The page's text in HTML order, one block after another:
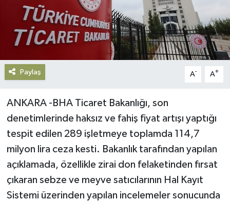
Paylaş A- A+
ANKARA -BHA Ticaret Bakanlığı, son
denetimlerinde haksız ve fahiş fiyat artışı yaptığı
tespit edilen 289 işletmeye toplamda 114,7
milyon lira ceza kesti. Bakanlık tarafından yapılan
açıklamada, özellikle zirai don felaketinden fırsat
çıkaran sebze ve meyve satıcılarının Hal Kayıt
Sistemi üzerinden yapılan incelemeler sonucunda
Podcast
Politika
Sağlık
Siyaset
Yerel